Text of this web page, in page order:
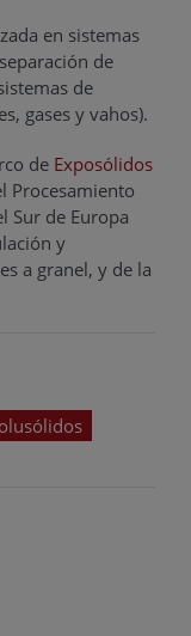
en sistemas
de
de
gases y vahos).
de Exposólidos
Procesamiento
Sur de Europa
y
a granel, y de la